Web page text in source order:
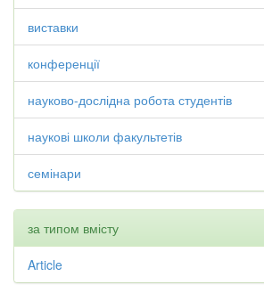
виставки
конференції
науково-дослідна робота студентів
наукові школи факультетів
семінари
за типом вмісту
Article